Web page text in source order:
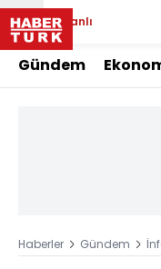
Canlı
Gündem
Haberler Gündem